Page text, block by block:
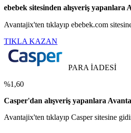
ebebek sitesinden alışveriş
Avantajix'ten tıklayıp ebebek.com
TIKLA KAZAN
PARA İADESİ
%1,60
Casper'dan alışveriş yapanlara
Avantajix'ten tıklayıp Casper sitesine